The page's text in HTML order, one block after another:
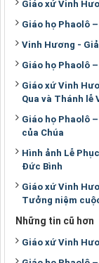
Giáo xứ Vinh
Giáo họ Phaolô
Vinh Hương -
Giáo họ Phaolô
Giáo xứ Vinh
Qua và Thánh lễ
Giáo họ Phaolô
của Chúa
Hình ảnh Lễ
Đức Bình
Giáo xứ Vinh
Tưởng niệm
Những tin cũ hơn
Giáo xứ Vinh